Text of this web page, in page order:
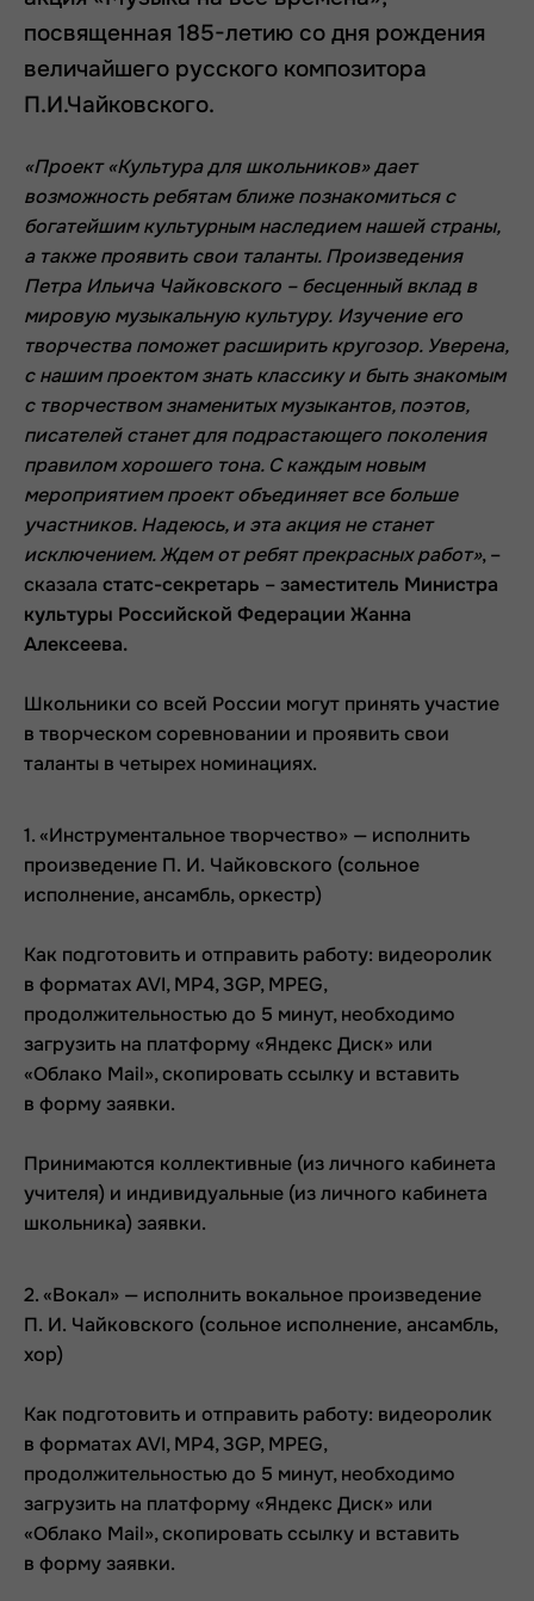
посвященная 185-летию со дня рождения
величайшего русского композитора
П.И.Чайковского.
«Проект «Культура для школьников» дает
возможность ребятам ближе познакомиться с
богатейшим культурным наследием нашей страны,
а также проявить свои таланты. Произведения
Петра Ильича Чайковского – бесценный вклад в
мировую музыкальную культуру. Изучение его
творчества поможет расширить кругозор. Уверена,
с нашим проектом знать классику и быть знакомым
с творчеством знаменитых музыкантов, поэтов,
писателей станет для подрастающего поколения
правилом хорошего тона. С каждым новым
мероприятием проект объединяет все больше
участников. Надеюсь, и эта акция не станет
исключением. Ждем от ребят прекрасных работ», –
сказала статс-секретарь – заместитель Министра
культуры Российской Федерации Жанна
Алексеева.
Школьники со всей России могут принять участие
в творческом соревновании и проявить свои
таланты в четырех номинациях.
1. «Инструментальное творчество» — исполнить
произведение П. И. Чайковского (сольное
исполнение, ансамбль, оркестр)
Как подготовить и отправить работу: видеоролик
в форматах AVI, MP4, 3GP, MPEG,
продолжительностью до 5 минут, необходимо
загрузить на платформу «Яндекс Диск» или
«Облако Mail», скопировать ссылку и вставить
в форму заявки.
Принимаются коллективные (из личного кабинета
учителя) и индивидуальные (из личного кабинета
школьника) заявки.
2. «Вокал» — исполнить вокальное произведение
П. И. Чайковского (сольное исполнение, ансамбль,
хор)
Как подготовить и отправить работу: видеоролик
в форматах AVI, MP4, 3GP, MPEG,
продолжительностью до 5 минут, необходимо
загрузить на платформу «Яндекс Диск» или
«Облако Mail», скопировать ссылку и вставить
в форму заявки.